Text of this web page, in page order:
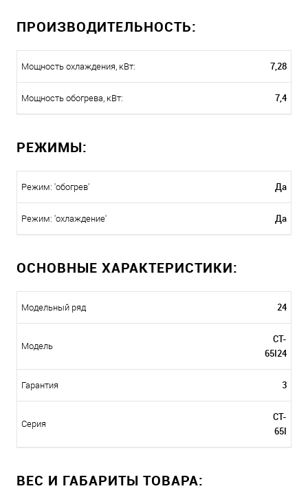
ПРОИЗВОДИТЕЛЬНОСТЬ:
Мощность охлаждения, кВт: 7,28
Мощность обогрева, кВт: 7,4
РЕЖИМЫ:
Режим: 'обогрев' Да
Режим: 'охлаждение' Да
ОСНОВНЫЕ ХАРАКТЕРИСТИКИ:
Модельный ряд 24
Модель
CT-
65I24
Гарантия 3
Серия
CT-
65I
ВЕС И ГАБАРИТЫ ТОВАРА: